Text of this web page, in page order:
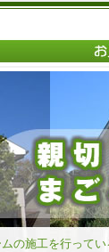
の施工を行って